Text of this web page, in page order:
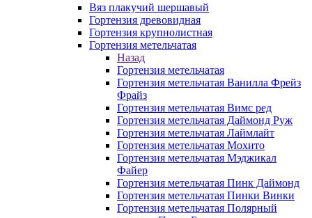
Вяз плакучий шершавый
Гортензия древовидная
Гортензия крупнолистная
Гортензия метельчатая
Назад
Гортензия метельчатая
Гортензия метельчатая Ванилла Фрейз
Фрайз
Гортензия метельчатая Вимс ред
Гортензия метельчатая Даймонд Руж
Гортензия метельчатая Лаймлайт
Гортензия метельчатая Мохито
Гортензия метельчатая Мэджикал
Файер
Гортензия метельчатая Пинк Даймонд
Гортензия метельчатая Пинки Винки
Гортензия метельчатая Полярный